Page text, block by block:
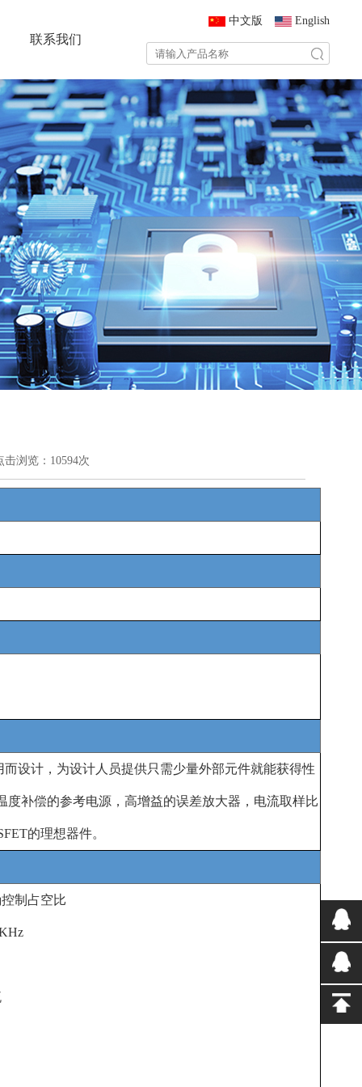
联系我们
中文版 English
浏览：10594次
设计，为设计人员提供只需少量外部元件就能获得性
补偿的参考电源，高增益的误差放大器，电流取样比
的理想器件。
制占空比